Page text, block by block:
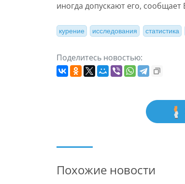
иногда допускают его,
курение исследования статистика
Поделитесь новостью:
Похожие новости